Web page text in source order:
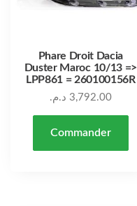
Phare Droit Dacia
Duster Maroc 10/13 =>
LPP861 = 260100156R
3,792.00 د.م.
Commander